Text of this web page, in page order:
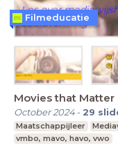
Movies that
October 2024- 29
Maatschappijleer
vmbo, mavo, havo, vwo
Filmeducatie